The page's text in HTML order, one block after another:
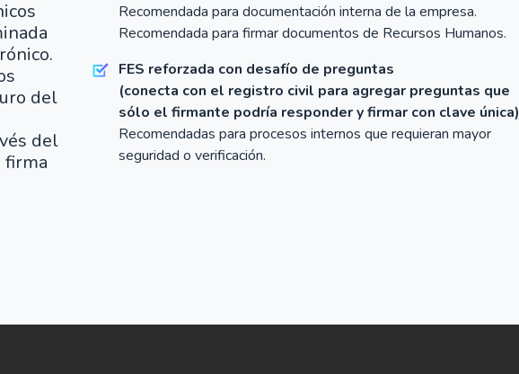
del
del
firma
Recomendada para documentación interna de la empresa.
Recomendada para firmar documentos de Recursos Humanos.
FES reforzada con desafío de preguntas
(conecta con el registro civil para agregar preguntas que
sólo el firmante podría responder y firmar con clave única)
Recomendadas para procesos internos que requieran mayor
seguridad o verificación.